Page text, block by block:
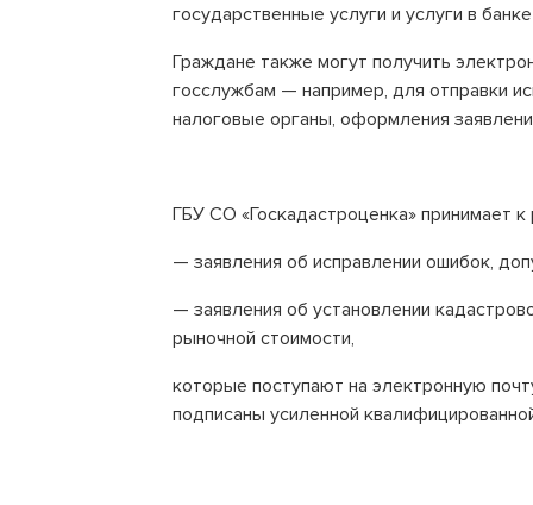
государственные услуги и услуги в
Граждане также могут получить
госслужбам — например, для отправки
налоговые органы, оформления
ГБУ СО «Госкадастроценка» принимает
— заявления об исправлении ошибок,
— заявления об установлении
рыночной стоимости,
которые поступают на электронную
подписаны усиленной